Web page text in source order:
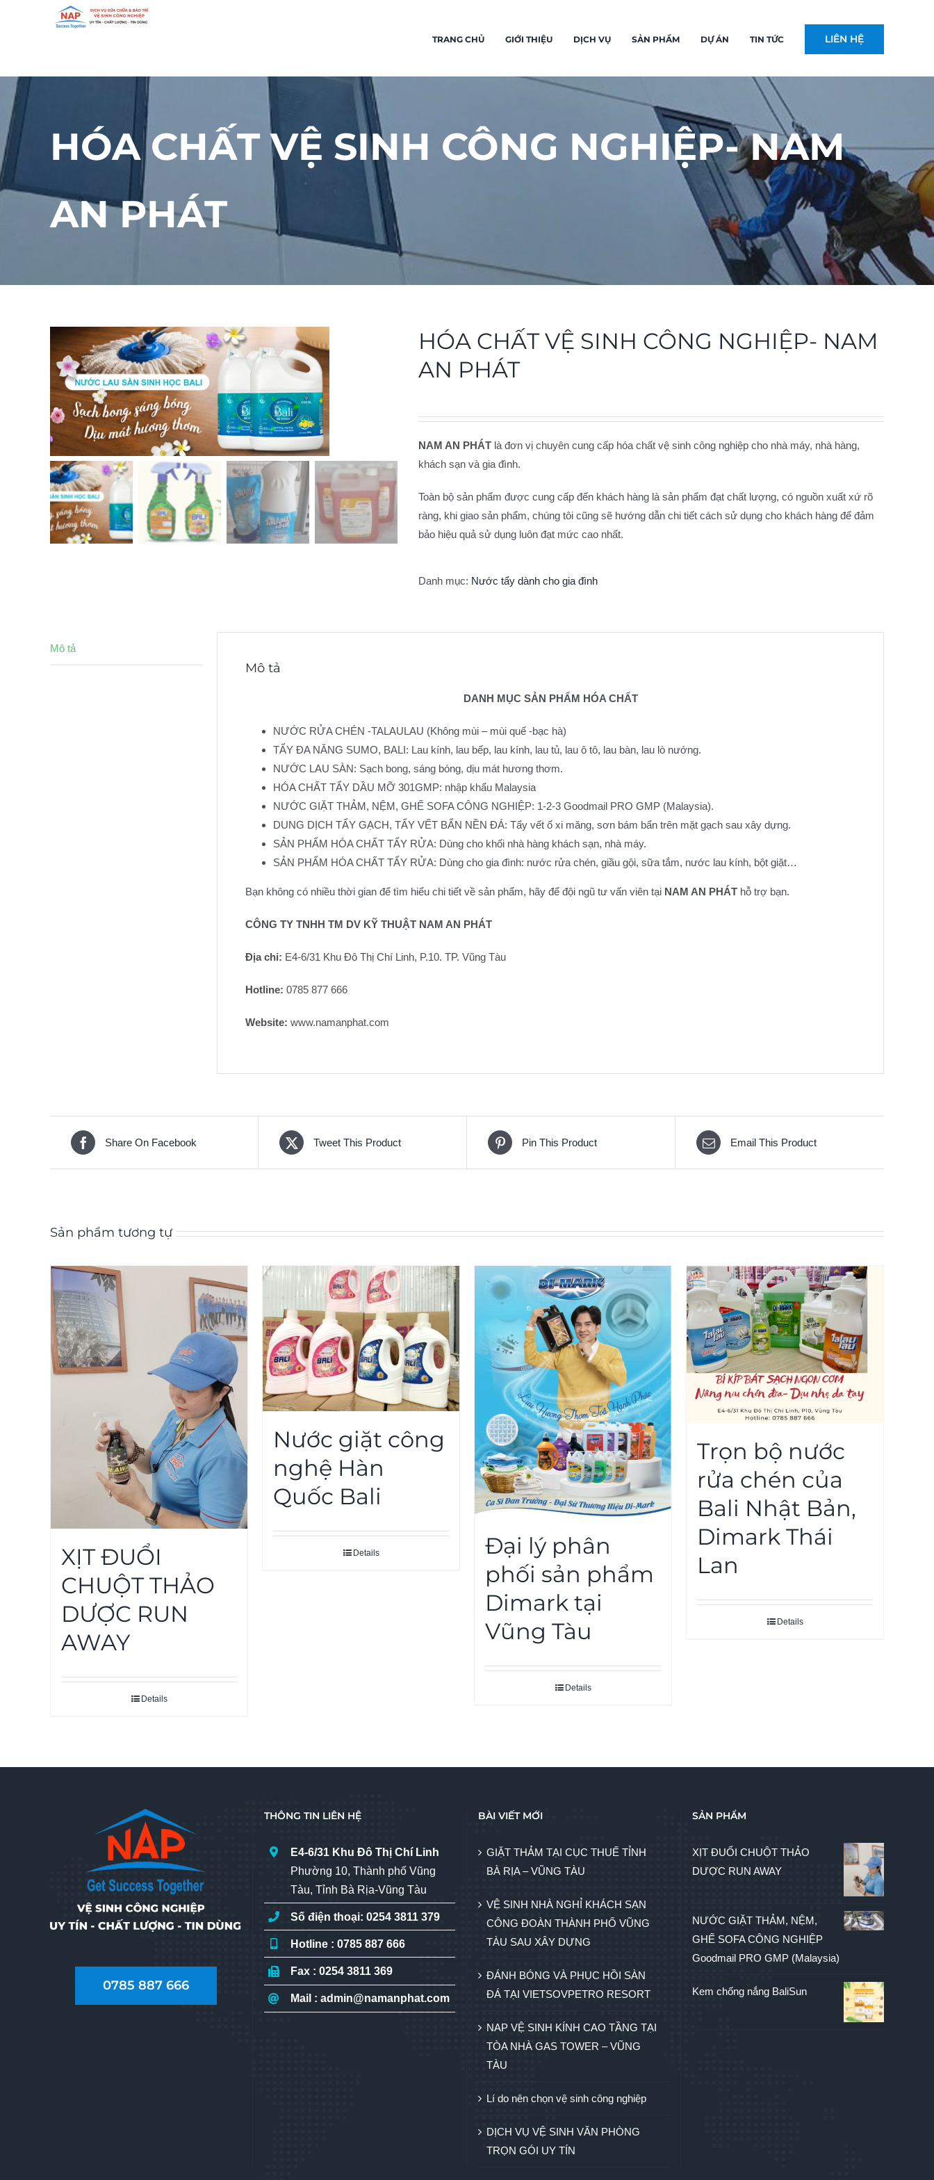
TRANG CHỦ GIỚI THIỆU DỊCH VỤ SẢN PHẨM DỰ ÁN TIN TỨC LIÊN HỆ
HÓA CHẤT VỆ SINH CÔNG NGHIỆP- NAM
AN PHÁT
HÓA CHẤT VỆ SINH CÔNG NGHIỆP- NAM
AN PHÁT
NAM AN PHÁT là đơn vị chuyên cung cấp hóa chất vệ sinh công nghiệp cho nhà máy, nhà hàng,
khách sạn và gia đình.
Toàn bộ sản phẩm được cung cấp đến khách hàng là sản phẩm đạt chất lượng, có nguồn xuất xứ rõ
ràng, khi giao sản phẩm, chúng tôi cũng sẽ hướng dẫn chi tiết cách sử dụng cho khách hàng để đảm
bảo hiệu quả sử dụng luôn đạt mức cao nhất.
Danh mục: Nước tẩy dành cho gia đình
Mô tả
Mô tả
DANH MỤC SẢN PHẨM HÓA CHẤT
NƯỚC RỬA CHÉN -TALAULAU (Không mùi – mùi quế -bạc hà)
TẨY ĐA NĂNG SUMO, BALI: Lau kính, lau bếp, lau kính, lau tủ, lau ô tô, lau bàn, lau lò nướng.
NƯỚC LAU SÀN: Sạch bong, sáng bóng, dịu mát hương thơm.
HÓA CHẤT TẨY DẦU MỠ 301GMP: nhập khẩu Malaysia
NƯỚC GIẶT THẢM, NỆM, GHẾ SOFA CÔNG NGHIỆP: 1-2-3 Goodmail PRO GMP (Malaysia).
DUNG DỊCH TẨY GẠCH, TẨY VẾT BẨN NỀN ĐÁ: Tẩy vết ố xi măng, sơn bám bẩn trên mặt gạch sau xây dựng.
SẢN PHẨM HÓA CHẤT TẨY RỬA: Dùng cho khối nhà hàng khách sạn, nhà máy.
SẢN PHẨM HÓA CHẤT TẨY RỬA: Dùng cho gia đình: nước rửa chén, giầu gội, sữa tắm, nước lau kính, bột giặt…
Bạn không có nhiều thời gian để tìm hiểu chi tiết về sản phẩm, hãy để đội ngũ tư vấn viên tại NAM AN PHÁT hỗ trợ bạn.
CÔNG TY TNHH TM DV KỸ THUẬT NAM AN PHÁT
Địa chỉ: E4-6/31 Khu Đô Thị Chí Linh, P.10. TP. Vũng Tàu
Hotline: 0785 877 666
Website: www.namanphat.com
Share On Facebook Tweet This Product Pin This Product Email This Product
Sản phẩm tương tự
XỊT ĐUỔI
CHUỘT THẢO
DƯỢC RUN
AWAY
Details
Nước giặt công
nghệ Hàn
Quốc Bali
Details
Đại lý phân
phối sản phẩm
Dimark tại
Vũng Tàu
Details
Trọn bộ nước
rửa chén của
Bali Nhật Bản,
Dimark Thái
Lan
Details
0785 887 666
THÔNG TIN LIÊN HỆ
E4-6/31 Khu Đô Thị Chí Linh
Phường 10, Thành phố Vũng
Tàu, Tỉnh Bà Rịa-Vũng Tàu
Số điện thoại: 0254 3811 379
Hotline : 0785 887 666
Fax : 0254 3811 369
Mail : admin@namanphat.com
BÀI VIẾT MỚI
GIẶT THẢM TẠI CỤC THUẾ TỈNH
BÀ RỊA – VŨNG TÀU
VỆ SINH NHÀ NGHỈ KHÁCH SẠN
CÔNG ĐOÀN THÀNH PHỐ VŨNG
TÀU SAU XÂY DỰNG
ĐÁNH BÓNG VÀ PHỤC HỒI SÀN
ĐÁ TẠI VIETSOVPETRO RESORT
NAP VỆ SINH KÍNH CAO TẦNG TẠI
TÒA NHÀ GAS TOWER – VŨNG
TÀU
Lí do nên chọn vệ sinh công nghiệp
DỊCH VỤ VỆ SINH VĂN PHÒNG
TRỌN GÓI UY TÍN
SẢN PHẨM
XỊT ĐUỔI CHUỘT THẢO
DƯỢC RUN AWAY
NƯỚC GIẶT THẢM, NỆM,
GHẾ SOFA CÔNG NGHIỆP
Goodmail PRO GMP (Malaysia)
Kem chống nắng BaliSun